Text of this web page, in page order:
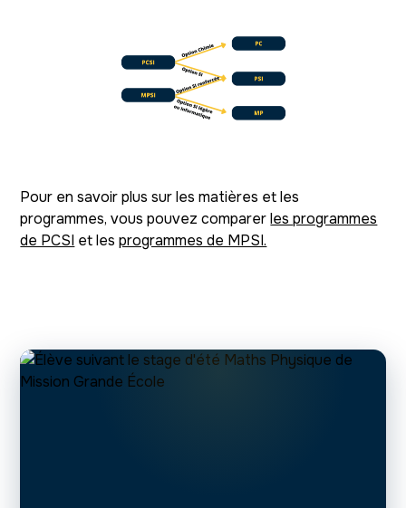
Pour en savoir plus sur les matières et les
programmes, vous pouvez comparerles programmes
de PCSI et lesprogrammes de MPSI.